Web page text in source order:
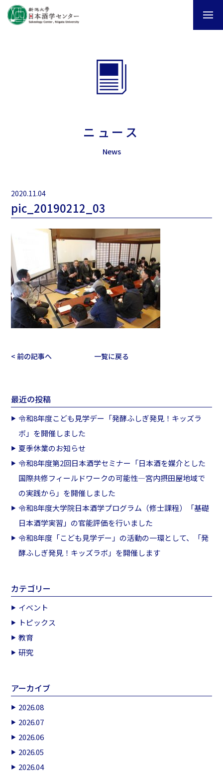
ニュース
News
2020.11.04
pic_20190212_03
< 前の記事へ 一覧に戻る
最近の投稿
令和8年度こども見学デー「発酵ふしぎ発見！キッズラ
ボ」を開催しました
夏季休業のお知らせ
令和8年度第2回日本酒学セミナー「日本酒を媒介とした
国際共修フィールドワークの可能性―宮内摂田屋地域で
の実践から」を開催しました
令和8年度大学院日本酒学プログラム（修士課程）「基礎
日本酒学実習」の官能評価を行いました
令和8年度「こども見学デー」の活動の一環として、「発
酵ふしぎ発見！キッズラボ」を開催します
カテゴリー
イベント
トピックス
教育
研究
アーカイブ
2026.08
2026.07
2026.06
2026.05
2026.04